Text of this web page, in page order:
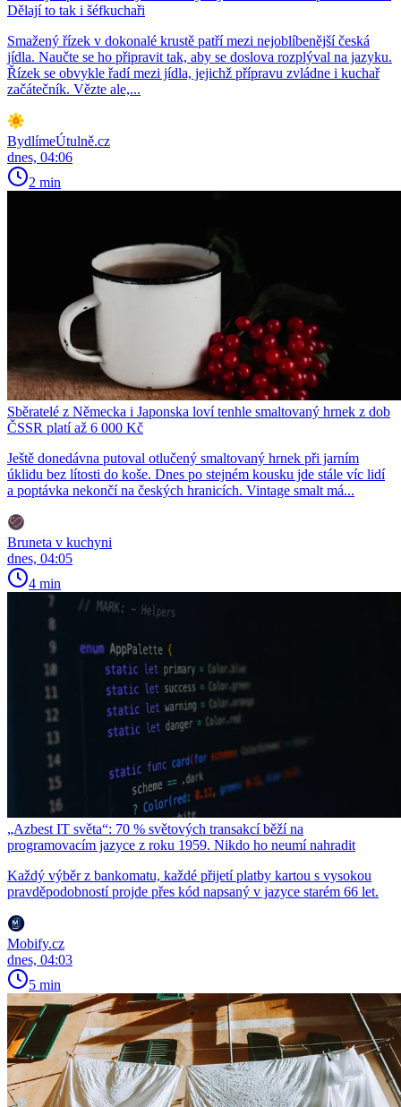
Dělají to tak i šéfkuchaři
Smažený řízek v dokonalé krustě patří mezi nejoblíbenější česká
jídla. Naučte se ho připravit tak, aby se doslova rozplýval na jazyku.
Řízek se obvykle řadí mezi jídla, jejichž přípravu zvládne i kuchař
začátečník. Vězte ale,...
BydlímeÚtulně.cz
dnes, 04:06
2 min
Sběratelé z Německa i Japonska loví tenhle smaltovaný hrnek z dob
ČSSR platí až 6 000 Kč
Ještě donedávna putoval otlučený smaltovaný hrnek při jarním
úklidu bez lítosti do koše. Dnes po stejném kousku jde stále víc lidí
a poptávka nekončí na českých hranicích. Vintage smalt má...
Bruneta v kuchyni
dnes, 04:05
4 min
„Azbest IT světa“: 70 % světových transakcí běží na
programovacím jazyce z roku 1959. Nikdo ho neumí nahradit
Každý výběr z bankomatu, každé přijetí platby kartou s vysokou
pravděpodobností projde přes kód napsaný v jazyce starém 66 let.
Mobify.cz
dnes, 04:03
5 min